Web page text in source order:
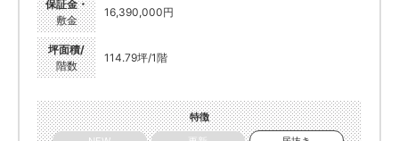
保証金・
敷金
16,390,000円
坪面積/
階数
114.79坪/1階
特徴